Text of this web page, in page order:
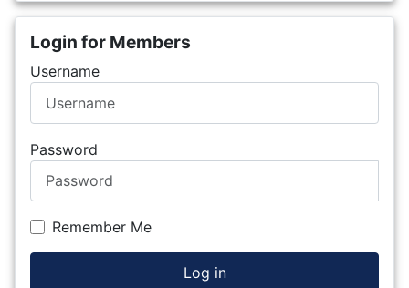
Login for Members
Username
Password
Remember Me
Log in